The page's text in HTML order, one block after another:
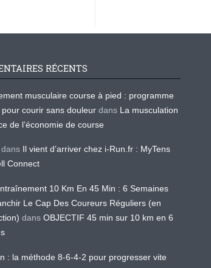
RÉCENTS
musculaire course à pied : programme
pour courir sans douleur dans La musculation
de l’économie de course
dans Il vient d’arriver chez i-Run.fr : MyTens
Connect
10 Km En 45 Min : 6 Semaines
Le Cap Des Coureurs Réguliers (en
dans OBJECTIF 45 min sur 10 km en 6
: la méthode 8-6-4-2 pour progresser vite